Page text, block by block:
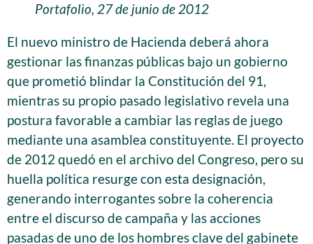
Portafolio, 27 de junio de 2012
El nuevo ministro de Hacienda deberá ahora
gestionar las finanzas públicas bajo un gobierno
que prometió blindar la Constitución del 91,
mientras su propio pasado legislativo revela una
postura favorable a cambiar las reglas de juego
mediante una asamblea constituyente. El proyecto
de 2012 quedó en el archivo del Congreso, pero su
huella política resurge con esta designación,
generando interrogantes sobre la coherencia
entre el discurso de campaña y las acciones
pasadas de uno de los hombres clave del gabinete